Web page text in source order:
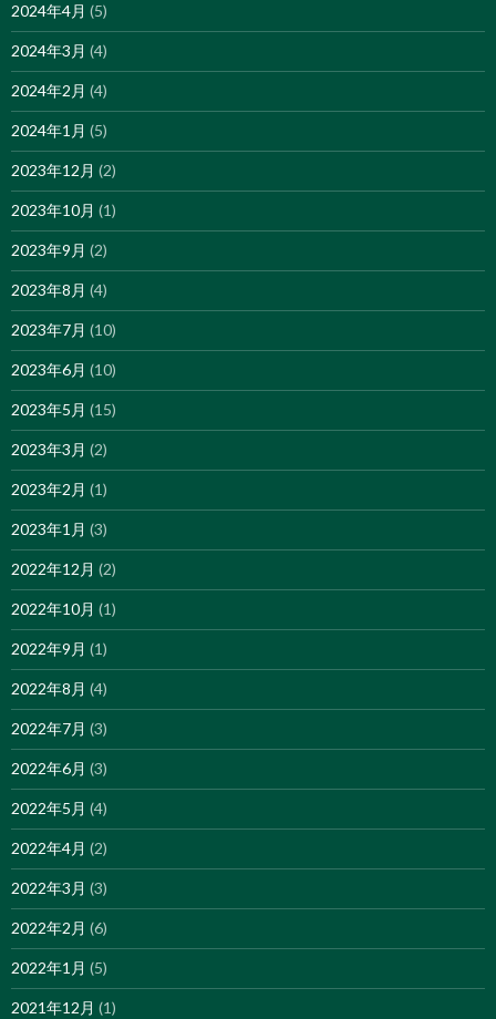
2024年4月 (5)
2024年3月 (4)
2024年2月 (4)
2024年1月 (5)
2023年12月 (2)
2023年10月 (1)
2023年9月 (2)
2023年8月 (4)
2023年7月 (10)
2023年6月 (10)
2023年5月 (15)
2023年3月 (2)
2023年2月 (1)
2023年1月 (3)
2022年12月 (2)
2022年10月 (1)
2022年9月 (1)
2022年8月 (4)
2022年7月 (3)
2022年6月 (3)
2022年5月 (4)
2022年4月 (2)
2022年3月 (3)
2022年2月 (6)
2022年1月 (5)
2021年12月 (1)